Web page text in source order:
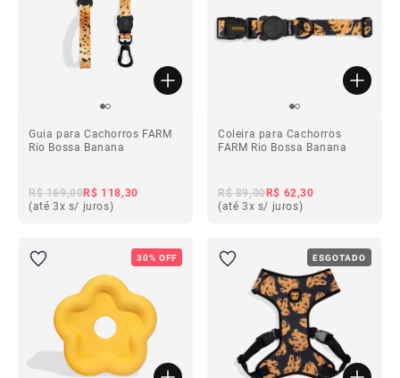
Guia para Cachorros FARM
Rio Bossa Banana
R$ 169,00R$ 118,30
(até 3x s/ juros)
Coleira para Cachorros
FARM Rio Bossa Banana
R$ 89,00R$ 62,30
(até 3x s/ juros)
30% OFF ESGOTADO